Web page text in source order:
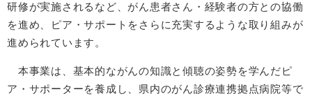
研修が実施されるなど、がん患者さん・経験者の方との協働
を進め、ピア・サポートをさらに充実するような取り組みが
進められています。
本事業は、基本的ながんの知識と傾聴の姿勢を学んだピ
ア・サポーターを養成し、県内のがん診療連携拠点病院等で